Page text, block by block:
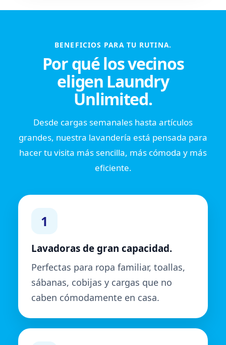
BENEFICIOS PARA TU RUTINA.
Por qué los vecinos
eligen Laundry
Unlimited.
Desde cargas semanales hasta artículos
grandes, nuestra lavandería está pensada para
hacer tu visita más sencilla, más cómoda y más
eficiente.
1
Lavadoras de gran capacidad.
Perfectas para ropa familiar, toallas,
sábanas, cobijas y cargas que no
caben cómodamente en casa.